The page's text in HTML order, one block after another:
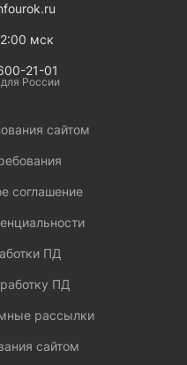
мск
21-01
России
сайтом
соглашение
ПД
ПД
рассылки
сайтом